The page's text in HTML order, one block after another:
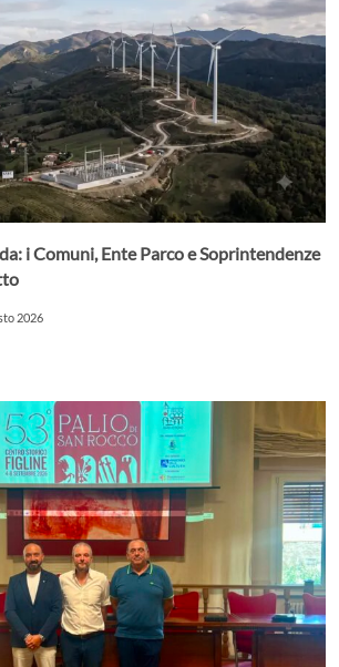
i Comuni, Ente Parco e Soprintendenze
2026